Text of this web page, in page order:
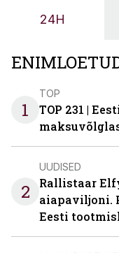
OÜ tegevjuht
24H
1
TOP
TOP 231 |
2
UUDISED
Rallistaar
aiapaviljoni.
Eesti